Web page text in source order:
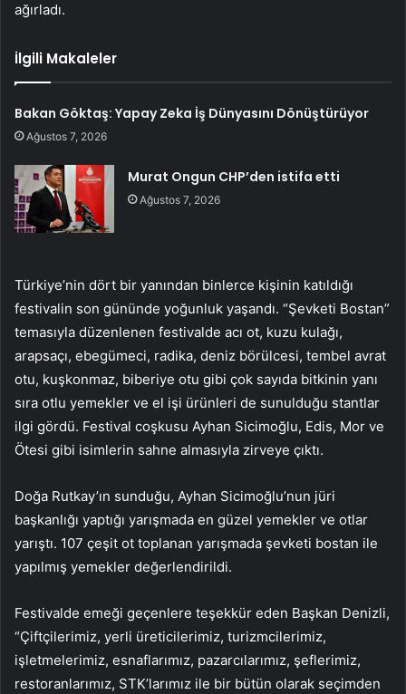
ağırladı.
İlgili Makaleler
Bakan Göktaş: Yapay Zeka İş Dünyasını Dönüştürüyor
Ağustos 7, 2026
Murat Ongun CHP’den istifa etti
Ağustos 7, 2026
Türkiye’nin dört bir yanından binlerce kişinin katıldığı
festivalin son gününde yoğunluk yaşandı. “Şevketi Bostan”
temasıyla düzenlenen festivalde acı ot, kuzu kulağı,
arapsaçı, ebegümeci, radika, deniz börülcesi, tembel avrat
otu, kuşkonmaz, biberiye otu gibi çok sayıda bitkinin yanı
sıra otlu yemekler ve el işi ürünleri de sunulduğu stantlar
ilgi gördü. Festival coşkusu Ayhan Sicimoğlu, Edis, Mor ve
Ötesi gibi isimlerin sahne almasıyla zirveye çıktı.
Doğa Rutkay’ın sunduğu, Ayhan Sicimoğlu’nun jüri
başkanlığı yaptığı yarışmada en güzel yemekler ve otlar
yarıştı. 107 çeşit ot toplanan yarışmada şevketi bostan ile
yapılmış yemekler değerlendirildi.
Festivalde emeği geçenlere teşekkür eden Başkan Denizli,
“Çiftçilerimiz, yerli üreticilerimiz, turizmcilerimiz,
işletmelerimiz, esnaflarımız, pazarcılarımız, şeflerimiz,
restoranlarımız, STK’larımız ile bir bütün olarak seçimden